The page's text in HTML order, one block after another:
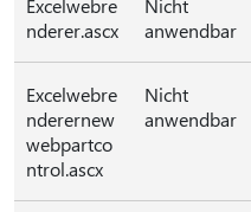
Excelwebre
nderer.ascx
Nicht
anwendbar
Excelwebre
nderernew
webpartco
ntrol.ascx
Nicht
anwendbar